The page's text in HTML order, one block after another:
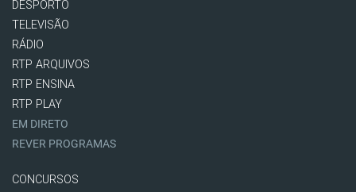
DESPORTO
TELEVISÃO
RÁDIO
RTP ARQUIVOS
RTP ENSINA
RTP PLAY
EM DIRETO
REVER PROGRAMAS
CONCURSOS